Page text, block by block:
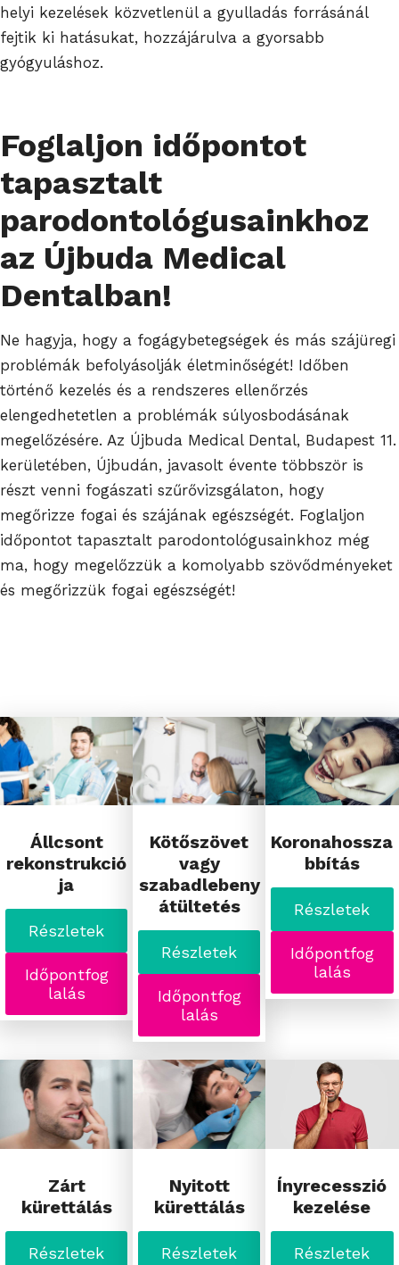
helyi kezelések közvetlenül a gyulladás forrásánál
fejtik ki hatásukat, hozzájárulva a gyorsabb
gyógyuláshoz.
Foglaljon időpontot
tapasztalt
parodontológusainkhoz
az Újbuda Medical
Dentalban!
Ne hagyja, hogy a fogágybetegségek és más szájüregi
problémák befolyásolják életminőségét! Időben
történő kezelés és a rendszeres ellenőrzés
elengedhetetlen a problémák súlyosbodásának
megelőzésére. Az Újbuda Medical Dental, Budapest 11.
kerületében, Újbudán, javasolt évente többször is
részt venni fogászati szűrővizsgálaton, hogy
megőrizze fogai és szájának egészségét. Foglaljon
időpontot tapasztalt parodontológusainkhoz még
ma, hogy megelőzzük a komolyabb szövődményeket
és megőrizzük fogai egészségét!
Állcsont
rekonstrukció
ja
Részletek
Időpontfog
lalás
Kötőszövet
vagy
szabadlebeny
átültetés
Részletek
Időpontfog
lalás
Koronahossza
bbítás
Részletek
Időpontfog
lalás
Zárt
kürettálás
Részletek
Nyitott
kürettálás
Részletek
Ínyrecesszió
kezelése
Részletek